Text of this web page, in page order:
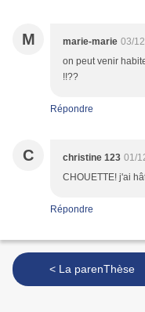
M marie-marie 03/
on peut venir
!!??
Répondre
C christine 123 01/
CHOUETTE! j'ai
Répondre
< La parenThèse